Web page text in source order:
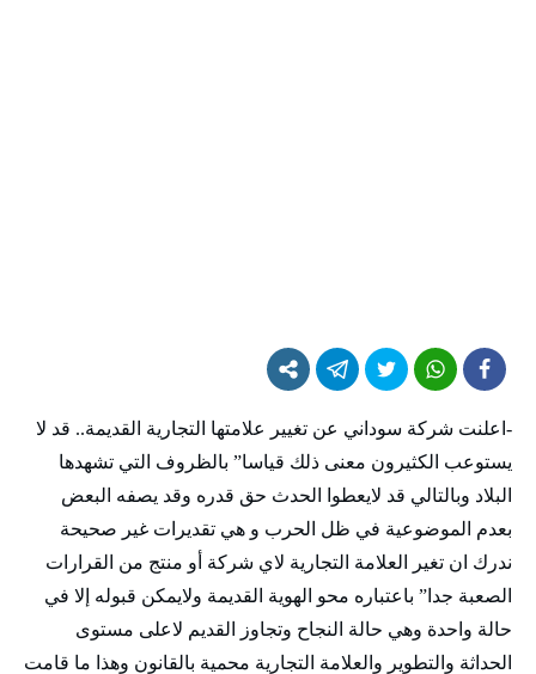
-اعلنت شركة سوداني عن تغيير علامتها التجارية القديمة.. قد لا
يستوعب الكثيرون معنى ذلك قياسا” بالظروف التي تشهدها
البلاد وبالتالي قد لايعطوا الحدث حق قدره وقد يصفه البعض
بعدم الموضوعية في ظل الحرب و هي تقديرات غير صحيحة
ندرك ان تغير العلامة التجارية لاي شركة أو منتج من القرارات
الصعبة جدا” باعتباره محو الهوية القديمة ولايمكن قبوله إلا في
حالة واحدة وهي حالة النجاح وتجاوز القديم لاعلى مستوى
الحداثة والتطوير والعلامة التجارية محمية بالقانون وهذا ما قامت